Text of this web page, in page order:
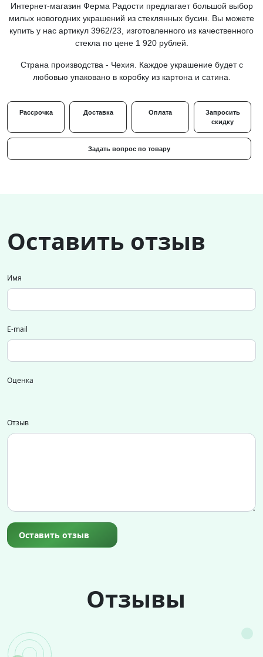
Интернет-магазин Ферма Радости предлагает большой выбор
милых новогодних украшений из стеклянных бусин. Вы можете
купить у нас артикул 3962/23, изготовленного из качественного
стекла по цене 1 920 рублей.
Страна производства - Чехия. Каждое украшение будет с
любовью упаковано в коробку из картона и сатина.
Рассрочка Доставка Оплата
Запросить
скидку
Задать вопрос по товару
Оставить отзыв
Имя
E-mail
Оценка
Отзыв
Оставить отзыв
Отзывы